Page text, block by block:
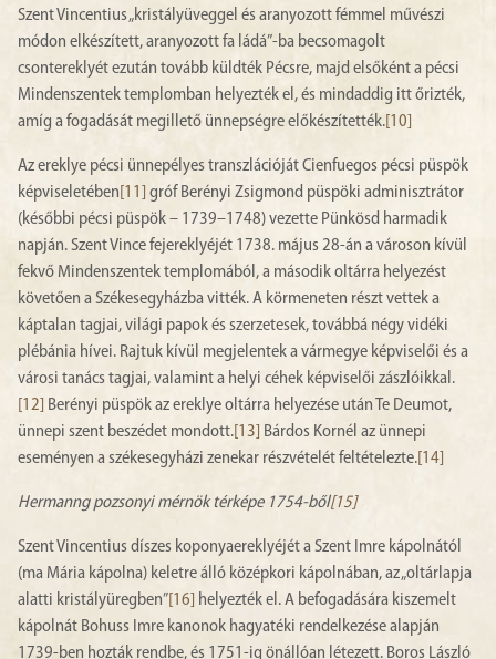
Szent Vincentius „kristályüveggel és aranyozott fémmel művészi
módon elkészített, aranyozott fa ládá”-ba becsomagolt
csontereklyét ezután tovább küldték Pécsre, majd elsőként a pécsi
Mindenszentek templomban helyezték el, és mindaddig itt őrizték,
amíg a fogadását megillető ünnepségre előkészítették. [10]
Az ereklye pécsi ünnepélyes transzlációját Cienfuegos pécsi püspök
képviseletében [11]
gróf Berényi Zsigmond püspöki adminisztrátor
(későbbi pécsi püspök – 1739–1748) vezette Pünkösd harmadik
napján. Szent Vince fejereklyéjét 1738. május 28-án a városon kívül
fekvő Mindenszentek templomából, a második oltárra helyezést
követően a Székesegyházba vitték. A körmeneten részt vettek a
káptalan tagjai, világi papok és szerzetesek, továbbá négy vidéki
plébánia hívei. Rajtuk kívül megjelentek a vármegye képviselői és a
városi tanács tagjai, valamint a helyi céhek képviselői zászlóikkal.
[12]
Berényi püspök az ereklye oltárra helyezése után Te Deumot,
ünnepi szent beszédet mondott. [13]
Bárdos Kornél az ünnepi
eseményen a székesegyházi zenekar részvételét feltételezte. [14]
Hermanng pozsonyi mérnök térképe 1754-ből[15]
Szent Vincentius díszes koponyaereklyéjét a Szent Imre kápolnától
(ma Mária kápolna) keletre álló középkori kápolnában, az „oltárlapja
alatti kristályüregben” [16]
helyezték el. A befogadására kiszemelt
kápolnát Bohuss Imre kanonok hagyatéki rendelkezése alapján
1739-ben hozták rendbe, és 1751-ig önállóan létezett. Boros László